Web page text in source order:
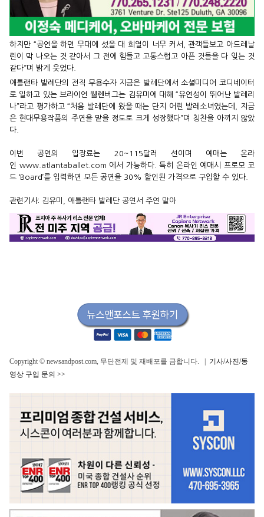
하지만 “공연을 하면 무대에 섰을 대 희열이 너무 커서, 관객들보고 아드레날
린이 막 나오는 것 같아서 그 전에 힘들고 고통스럽고 아픈 것들을 다 잊는 것
같다”며 밝게 웃었다.
애틀랜타 발레단의 전직 무용수자 지금은 발레단에서 소셜미디어 코디네이터
로 일하고 있는 브라이언 웰렌버그는 김유미에 대해 “유연성이 뛰어난 발레리
나”라고 평가하고 “처음 발레단에 왔을 때는 단지 어린 발레소녀였는데, 지금
은 현대무용작품의 주연을 맡을 정도로 크게 성장했다”며 칭찬을 아끼지 않았
다.
이번 공연의 입장료는
20~115달러 선이며 예매는 온라
인 www.atlantaballet.com 에서 가능하다. 특히 온라인 예매시 프로모 코
드 ‘Board’를 입력하면 모든 공연을 30% 할인된 가격으로 구입할 수 있다.
관련기사: 김유미, 애틀랜타 발레단 공연서 주연 맡아
Copyright © newsandpost.com, 무단전제 및 재배포를 금합니다. | 기사/사진/동
영상 구입 문의 >>